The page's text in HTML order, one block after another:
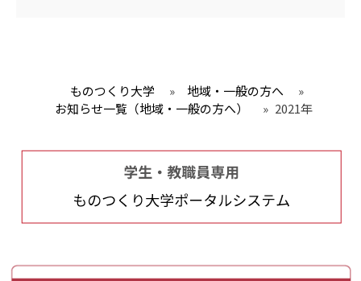
ものつくり大学 » 地域・一般の方へ
»
お知らせ一覧（地域・一般の方へ）
» 2021年